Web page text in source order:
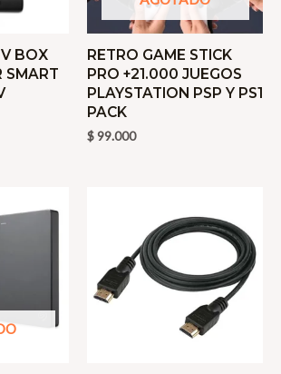
BOX
SMART
RETRO GAME STICK
PRO +21.000 JUEGOS
PLAYSTATION PSP Y PS1
PACK
$99.000